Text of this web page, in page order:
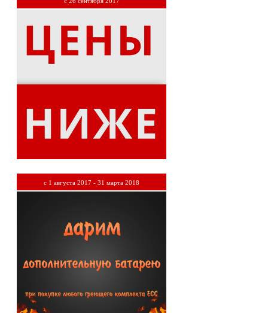
c 1 августа 2017 - 31 марта 2018